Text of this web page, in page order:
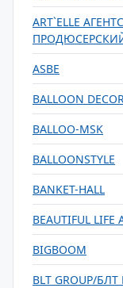
ART`ELLE
ASBE
BALLOON
BALLOO-MSK
BALLOONSTYLE
BANKET-HALL
BEAUTIFUL
BIGBOOM
BLT GROUP/